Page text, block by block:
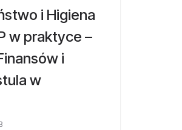
i Higiena
w praktyce –
i
w